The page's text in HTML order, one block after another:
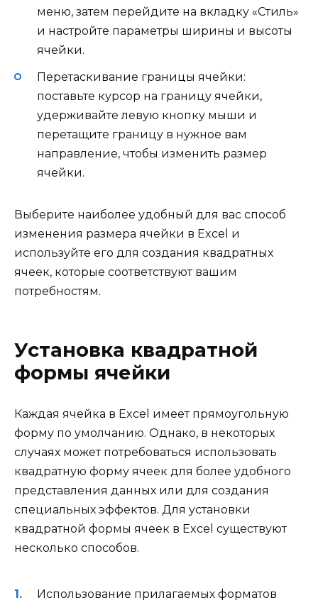
меню, затем перейдите на вкладку «Стиль»
и настройте параметры ширины и высоты
ячейки.
Перетаскивание границы ячейки:
поставьте курсор на границу ячейки,
удерживайте левую кнопку мыши и
перетащите границу в нужное вам
направление, чтобы изменить размер
ячейки.
Выберите наиболее удобный для вас способ
изменения размера ячейки в Excel и
используйте его для создания квадратных
ячеек, которые соответствуют вашим
потребностям.
Установка квадратной
формы ячейки
Каждая ячейка в Excel имеет прямоугольную
форму по умолчанию. Однако, в некоторых
случаях может потребоваться использовать
квадратную форму ячеек для более удобного
представления данных или для создания
специальных эффектов. Для установки
квадратной формы ячеек в Excel существуют
несколько способов.
Использование прилагаемых форматов